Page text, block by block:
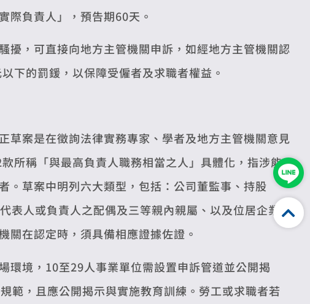
際負責人」，預告期60天。
擾，可直接向地方主管機關申訴，如經地方主管機關認
下的罰鍰，以保障受僱者及求職者權益。
草案是在徵詢法律實務專家、學者及地方主管機關意見
所稱「與最高負責人職務相當之人」具體化，指涉能
。草案中明列六大類型，包括：公司董監事、持股
表人或負責人之配偶及三等親內親屬、以及位居企業
關在認定時，須具備相應證據佐證。
環境，10至29人事業單位需設置申訴管道並公開揭
範，且應公開揭示與實施教育訓練。勞工或求職者若